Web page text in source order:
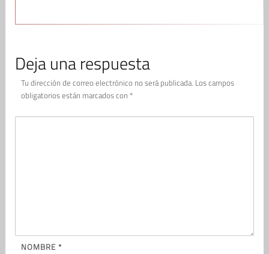
Deja una respuesta
Tu dirección de correo electrónico no será publicada. Los campos
obligatorios están marcados con *
NOMBRE *